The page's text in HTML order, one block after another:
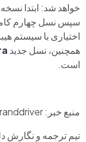
اختیاری با سیستم
همچنین، نسل جدید
است.
منبع خبر: caranddriver
تیم ترجمه و نگارش